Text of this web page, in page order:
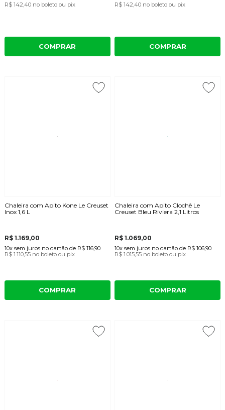
R$ 142,40 no boleto ou pix
COMPRAR
R$ 142,40 no boleto ou pix
COMPRAR
Chaleira com Apito Kone Le Creuset
Inox 1,6 L
R$ 1.169,00
10x sem juros no cartãode R$ 116,90
R$ 1.110,55 no boleto ou pix
COMPRAR
Chaleira com Apito Clochê Le
Creuset Bleu Riviera 2,1 Litros
R$ 1.069,00
10x sem juros no cartão de R$ 106,90
R$ 1.015,55 no boleto ou pix
COMPRAR